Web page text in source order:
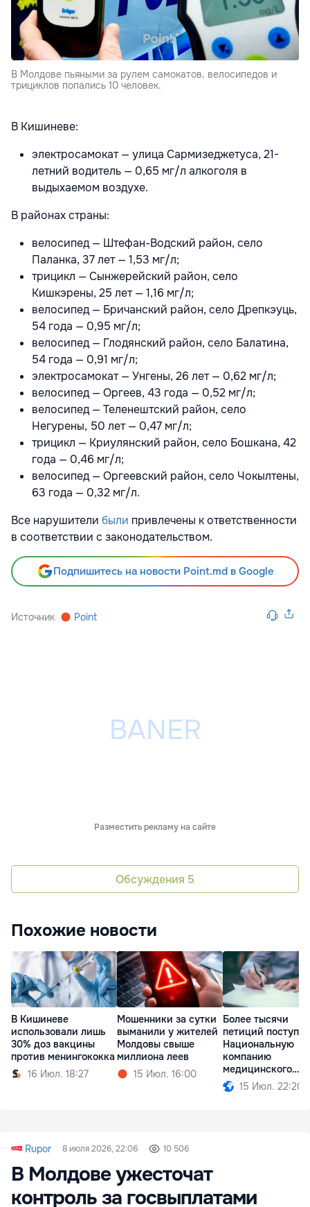
В Молдове пьяными за рулем самокатов, велосипедов и
трициклов попались 10 человек.
В Кишиневе:
электросамокат — улица Сармизеджетуса, 21-
летний водитель — 0,65 мг/л алкоголя в
выдыхаемом воздухе.
В районах страны:
велосипед — Штефан-Водский район, село
Паланка, 37 лет — 1,53 мг/л;
трицикл — Сынжерейский район, село
Кишкэрены, 25 лет — 1,16 мг/л;
велосипед — Бричанский район, село Дрепкэуць,
54 года — 0,95 мг/л;
велосипед — Глодянский район, село Балатина,
54 года — 0,91 мг/л;
электросамокат — Унгены, 26 лет — 0,62 мг/л;
велосипед — Оргеев, 43 года — 0,52 мг/л;
велосипед — Теленештский район, село
Негурены, 50 лет — 0,47 мг/л;
трицикл — Криулянский район, село Бошкана, 42
года — 0,46 мг/л;
велосипед — Оргеевский район, село Чокылтены,
63 года — 0,32 мг/л.
Все нарушители были привлечены к ответственности
в соответствии с законодательством.
Подпишитесь на новости Point.md в Google
Источник Point
Разместить рекламу на сайте
Обсуждения 5
Похожие новости
В Кишиневе
использовали лишь
30% доз вакцины
против менингококка
16 Июл. 18:27
Мошенники за сутки
выманили у жителей
Молдовы свыше
миллиона леев
15 Июл. 16:00
Более тысячи
петиций
Национальную
компанию
медицинского
страхования
15 Июл. 22:20
Rupor 8 июля 2026, 22:06 10 506
В Молдове ужесточат
контроль за госвыплатами